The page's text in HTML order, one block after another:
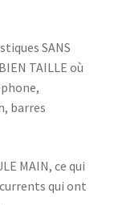
SANS
TAILLE où
barres
MAIN, ce qui
qui ont